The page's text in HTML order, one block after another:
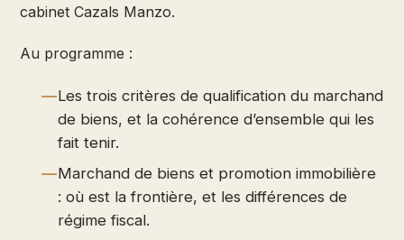
cabinet Cazals Manzo.
Au programme :
Les trois critères de qualification du marchand
de biens, et la cohérence d’ensemble qui les
fait tenir.
Marchand de biens et promotion immobilière
: où est la frontière, et les différences de
régime fiscal.